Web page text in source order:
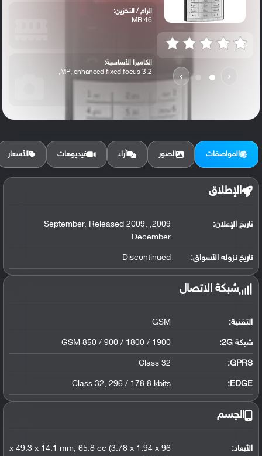
‹
›
الرام / التخزين:
46 MB
الكاميرا الأساسية:
3.2 MP, enhanced fixed focus,
المواصفات الصور آراء فيديوهات الأسعار
الإطلاق
تاريخ الإعلان:
2009, September. Released 2009,
December
تاريخ نزوله الأسواق: Discontinued
شبكة الاتصال
التقنية: GSM
شبكة 2G: GSM 850 / 900 / 1800 / 1900
GPRS:
Class 32
EDGE:
Class 32, 296 / 178.8 kbits
الجسم
الأبعاد:
96 x 49.3 x 14.1 mm, 65.8 cc (3.78 x 1.94 x